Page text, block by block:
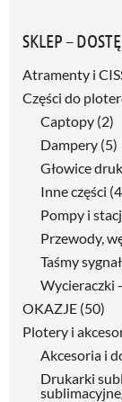
SKLEP –
Atramenty i
Części do
Captopy (2)
Dampery (5)
Głowice
Inne części
Pompy i
Przewody,
Taśmy
Wycieraczki
OKAZJE (50)
Plotery i
Akcesoria i
Drukarki